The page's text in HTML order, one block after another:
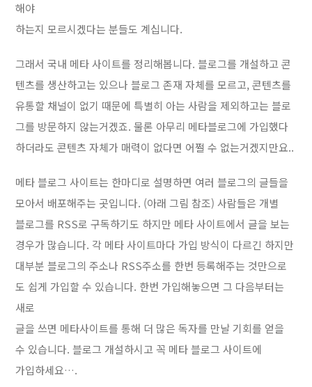
해야
하는지 모르시겠다는 분들도 계십니다.
그래서 국내 메타 사이트를 정리해봅니다. 블로그를 개설하고 콘
텐츠를 생산하고는 있으나 블로그 존재 자체를 모르고, 콘텐츠를
유통할 채널이 없기 때문에 특별히 아는 사람을 제외하고는 블로
그를 방문하지 않는거겠죠. 물론 아무리 메타블로그에 가입했다
하더라도 콘텐츠 자체가 매력이 없다면 어쩔 수 없는거겠지만요..
메타 블로그 사이트는 한마디로 설명하면 여러 블로그의 글들을
모아서 배포해주는 곳입니다. (아래 그림 참조) 사람들은 개별
블로그를 RSS로 구독하기도 하지만 메타 사이트에서 글을 보는
경우가 많습니다. 각 메타 사이트마다 가입 방식이 다르긴 하지만
대부분 블로그의 주소나 RSS주소를 한번 등록해주는 것만으로
도 쉽게 가입할 수 있습니다. 한번 가입해놓으면 그 다음부터는
새로
글을 쓰면 메타사이트를 통해 더 많은 독자를 만날 기회를 얻을
수 있습니다. 블로그 개설하시고 꼭 메타 블로그 사이트에
가입하세요….